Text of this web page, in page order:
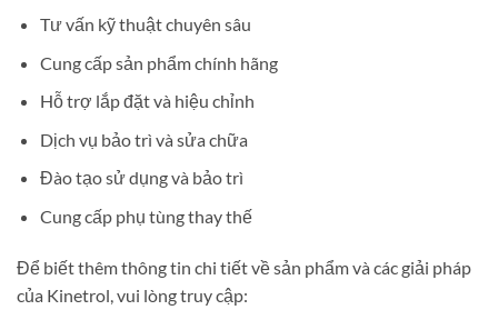
Tư vấn kỹ thuật chuyên sâu
Cung cấp sản phẩm chính hãng
Hỗ trợ lắp đặt và hiệu chỉnh
Dịch vụ bảo trì và sửa chữa
Đào tạo sử dụng và bảo trì
Cung cấp phụ tùng thay thế
Để biết thêm thông tin chi tiết về sản phẩm và các giải pháp
của Kinetrol, vui lòng truy cập: